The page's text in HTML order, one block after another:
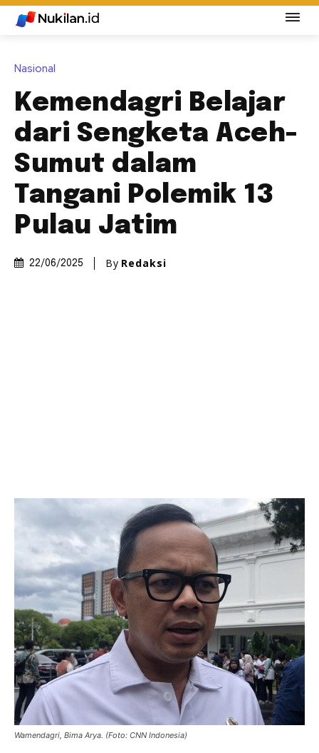
Nasional
Kemendagri Belajar
dari Sengketa Aceh-
Sumut dalam
Tangani Polemik 13
Pulau Jatim
22/06/2025 By Redaksi
Wamendagri, Bima Arya. (Foto: CNN Indonesia)